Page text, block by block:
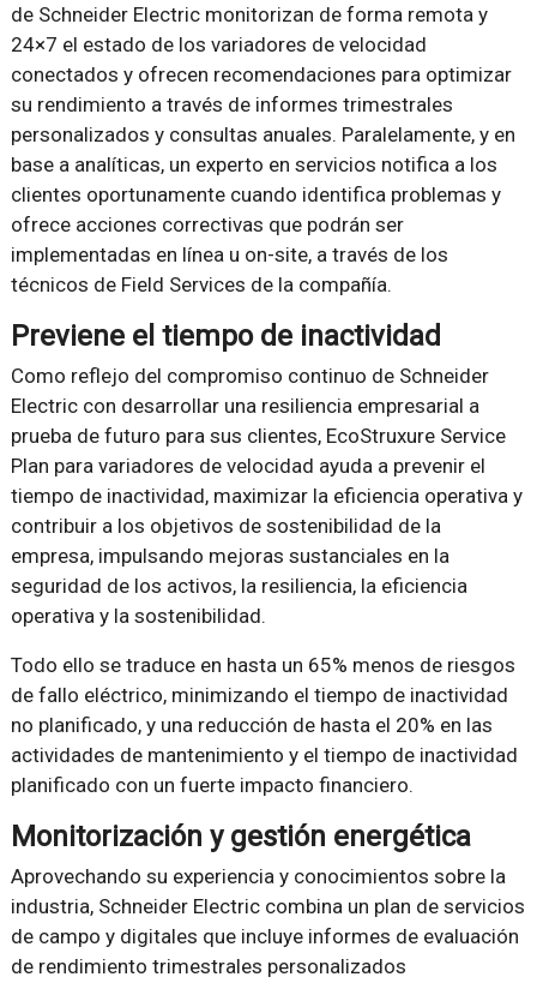
de Schneider Electric monitorizan de forma remota y
24×7 el estado de los variadores de velocidad
conectados y ofrecen recomendaciones para optimizar
su rendimiento a través de informes trimestrales
personalizados y consultas anuales. Paralelamente, y en
base a analíticas, un experto en servicios notifica a los
clientes oportunamente cuando identifica problemas y
ofrece acciones correctivas que podrán ser
implementadas en línea u on-site, a través de los
técnicos de Field Services de la compañía.
Previene el tiempo de inactividad
Como reflejo del compromiso continuo de Schneider
Electric con desarrollar una resiliencia empresarial a
prueba de futuro para sus clientes, EcoStruxure Service
Plan para variadores de velocidad ayuda a prevenir el
tiempo de inactividad, maximizar la eficiencia operativa y
contribuir a los objetivos de sostenibilidad de la
empresa, impulsando mejoras sustanciales en la
seguridad de los activos, la resiliencia, la eficiencia
operativa y la sostenibilidad.
Todo ello se traduce en hasta un 65% menos de riesgos
de fallo eléctrico, minimizando el tiempo de inactividad
no planificado, y una reducción de hasta el 20% en las
actividades de mantenimiento y el tiempo de inactividad
planificado con un fuerte impacto financiero.
Monitorización y gestión energética
Aprovechando su experiencia y conocimientos sobre la
industria, Schneider Electric combina un plan de servicios
de campo y digitales que incluye informes de evaluación
de rendimiento trimestrales personalizados